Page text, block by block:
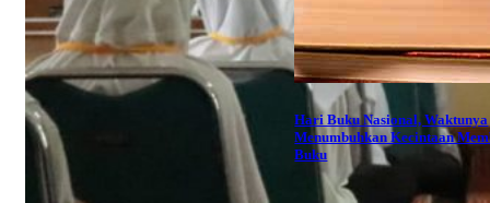
Hari Buku Nasional, Waktunya
Menumbuhkan Kecintaan
Buku